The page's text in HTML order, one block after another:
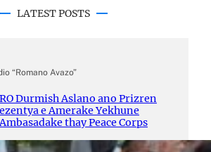
LATEST POSTS
“Romano Avazo”
Durmish Aslano ano Prizren
e Amerake Yekhune
thay Peace Corps